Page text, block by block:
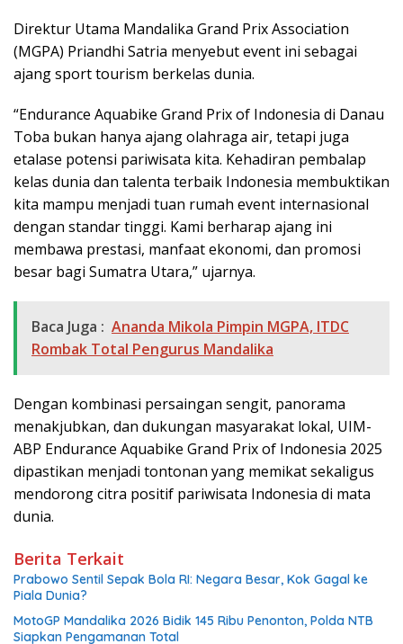
Direktur Utama Mandalika Grand Prix Association
(MGPA) Priandhi Satria menyebut event ini sebagai
ajang sport tourism berkelas dunia.
“Endurance Aquabike Grand Prix of Indonesia di Danau
Toba bukan hanya ajang olahraga air, tetapi juga
etalase potensi pariwisata kita. Kehadiran pembalap
kelas dunia dan talenta terbaik Indonesia membuktikan
kita mampu menjadi tuan rumah event internasional
dengan standar tinggi. Kami berharap ajang ini
membawa prestasi, manfaat ekonomi, dan promosi
besar bagi Sumatra Utara,” ujarnya.
Baca Juga : Ananda Mikola Pimpin MGPA, ITDC
Rombak Total Pengurus Mandalika
Dengan kombinasi persaingan sengit, panorama
menakjubkan, dan dukungan masyarakat lokal, UIM-
ABP Endurance Aquabike Grand Prix of Indonesia 2025
dipastikan menjadi tontonan yang memikat sekaligus
mendorong citra positif pariwisata Indonesia di mata
dunia.
Berita Terkait
Prabowo Sentil Sepak Bola RI: Negara Besar, Kok Gagal ke
Piala Dunia?
MotoGP Mandalika 2026 Bidik 145 Ribu Penonton, Polda NTB
Siapkan Pengamanan Total